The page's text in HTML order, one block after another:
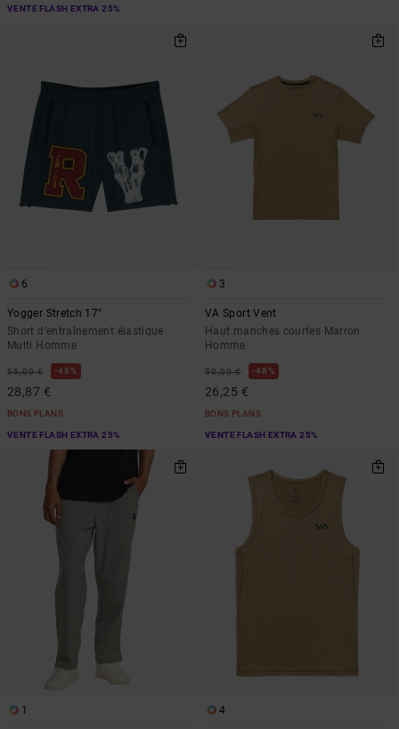
VENTE FLASH EXTRA 25%
6
Yogger Stretch 17"
Short d'entraînement élastique
Multi Homme
55,00 € 48%
28,87 €
BONS PLANS
VENTE FLASH EXTRA 25%
3
VA Sport Vent
Haut manches courtes Marron
Homme
50,00 € 48%
26,25 €
BONS PLANS
VENTE FLASH EXTRA 25%
1 4